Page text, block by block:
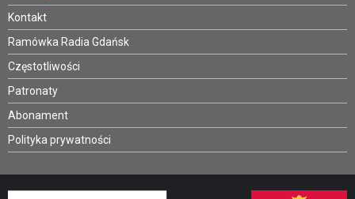
Kontakt
Ramówka Radia Gdańsk
Częstotliwości
Patronaty
Abonament
Polityka prywatności